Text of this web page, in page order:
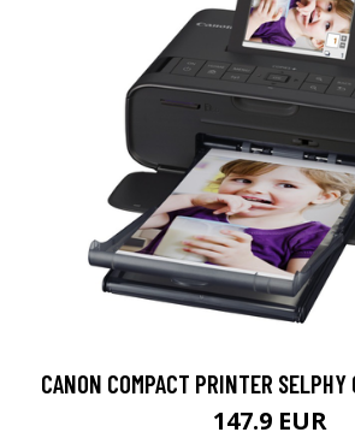
CANON COMPACT PRINTER
147.9 EUR